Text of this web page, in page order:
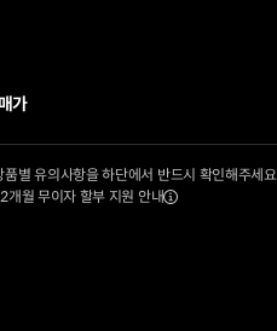
가
품별 유의사항을 하단에서 반드시 확인해주세요.
개월 무이자 할부 지원 안내